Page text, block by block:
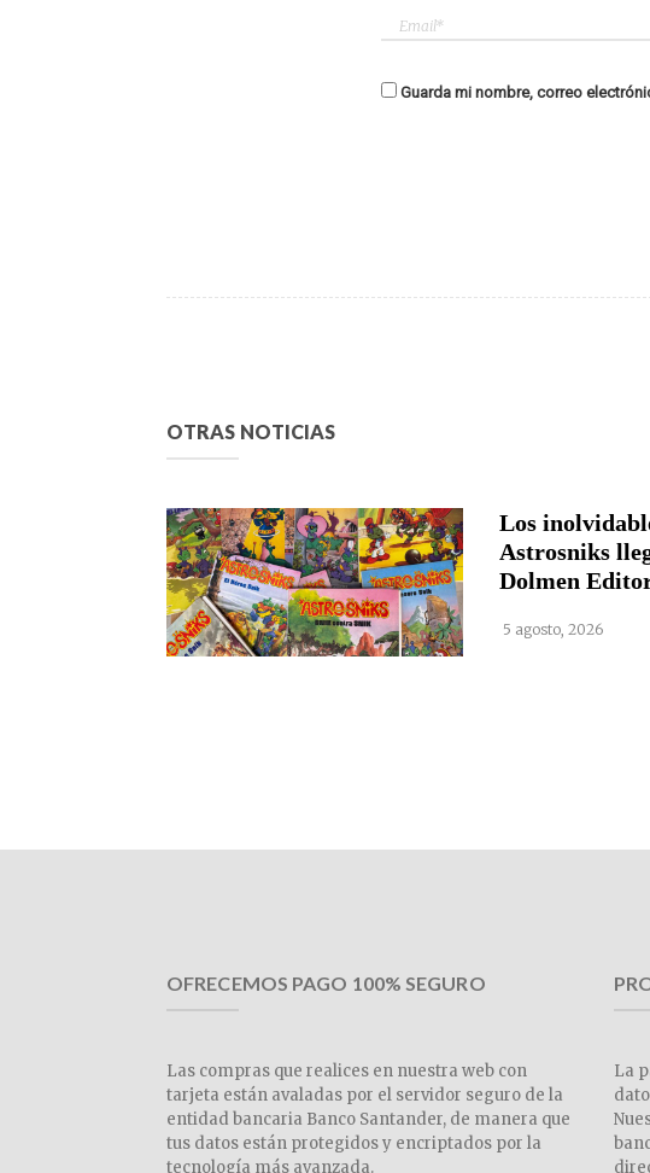
Guarda mi nombre, correo
OTRAS NOTICIAS
Los
Astrosniks
Dolmen
5 agosto, 2026
OFRECEMOS PAGO 100% SEGURO
Las compras que realices en nuestra web con
tarjeta están avaladas por el servidor seguro de la
entidad bancaria Banco Santander, de manera que
tus datos están protegidos y encriptados por la
tecnología más avanzada.
La